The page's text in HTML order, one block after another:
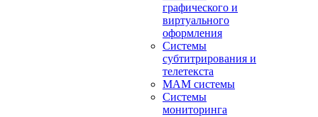
графического и
виртуального
оформления
Системы
субтитрирования и
телетекста
MAM системы
Системы
мониторинга